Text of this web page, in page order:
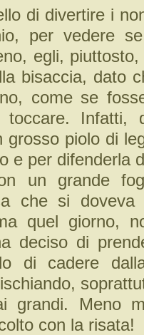
di divertire i
per vedere
egli,
bisaccia, dato
come se
Infatti,
grosso piolo di
e per difenderla
un grande
che si doveva
quel giorno,
deciso di
di cadere
grandi. Meno
con la risata!